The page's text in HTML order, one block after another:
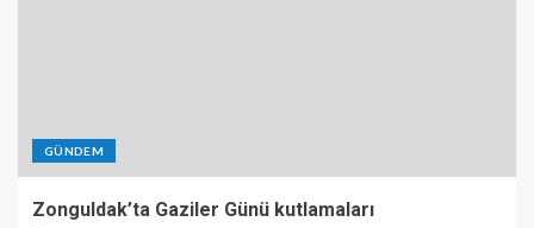
GÜNDEM
Zonguldak’ta Gaziler Günü kutlamaları